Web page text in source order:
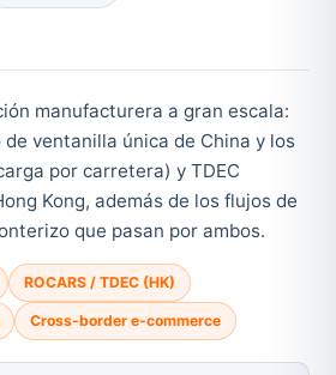
manufacturera a gran escala:
ventanilla única de China y los
por carretera) y TDEC
Kong, además de los flujos de
que pasan por ambos.
ROCARS / TDEC (HK)
Cross-border e-commerce